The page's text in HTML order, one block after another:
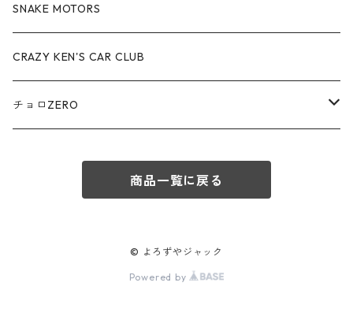
アウディ / Audi
ロータス / LOTUS
三菱ふそう/ MITSUBISHI FUSO
赤箱 - 絶版（廃盤）トミカ No.110-119
TLV - No. LV-110-119
TLVN - No. LV-60-69
TLVN - No. LV-70-79
SNAKE MOTORS
CRAZY KEN'S CAR CLUB
チョロZERO
チョロQZERO - No. Z-00-09
あぶない刑事
商品一覧に戻る
© よろずやジャック
Powered by